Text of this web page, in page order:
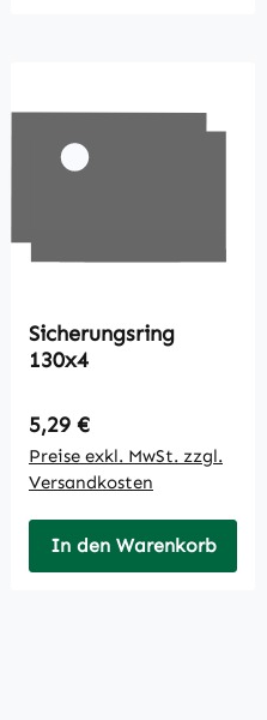
Sicherungsring
130x4
Regulärer Preis:
5,29 €
Preise exkl. MwSt. zzgl.
Versandkosten
In den Warenkorb